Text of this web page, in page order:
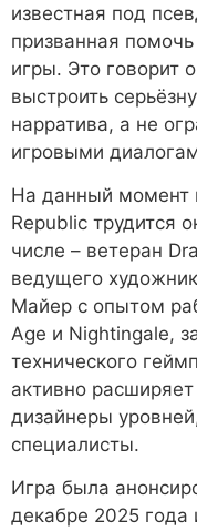
известная под
призванная
игры. Это говорит
выстроить
нарратива, а не
игровыми
На данный момент
Republic трудится
числе – ветеран
ведущего
Майер с опытом
Age и Nightingale,
технического
активно
дизайнеры
специалисты.
Игра была
декабре 2025 года